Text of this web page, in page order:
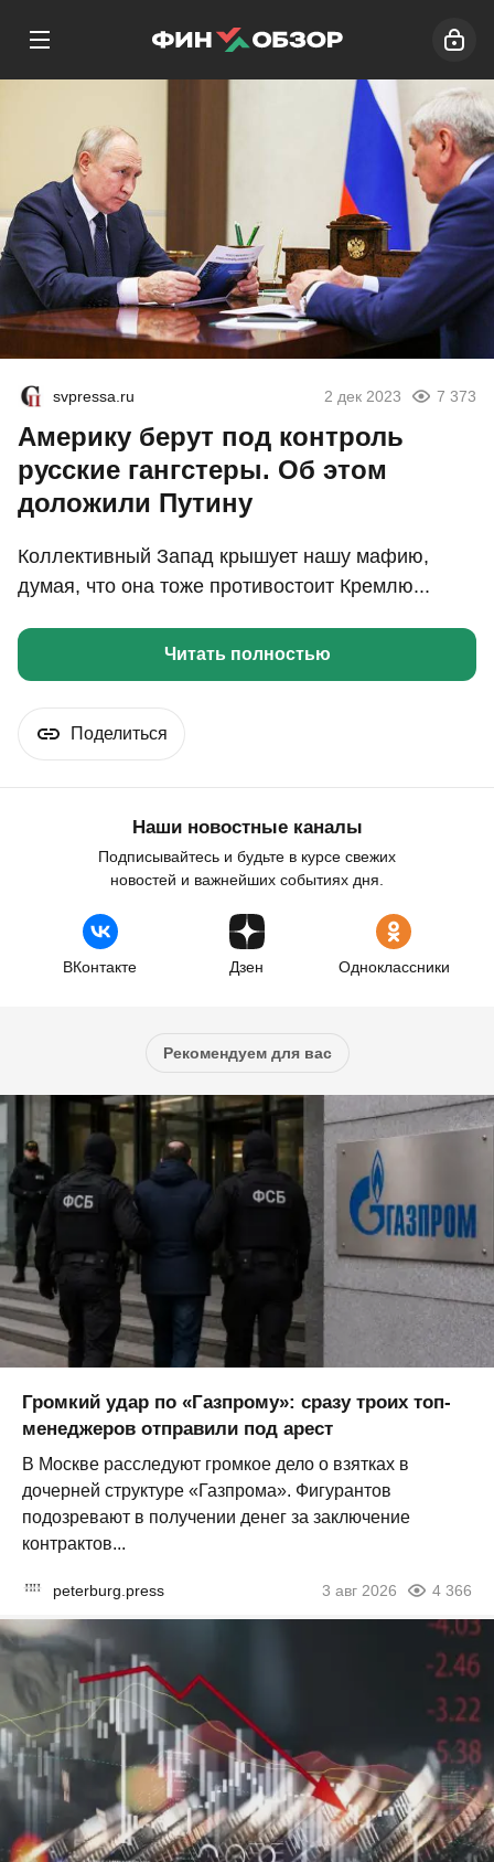
svpressa.ru 2 дек 2023 7 373
Америку берут под контроль
русские гангстеры. Об этом
доложили Путину
Коллективный Запад крышует нашу мафию,
думая, что она тоже противостоит Кремлю...
Читать полностью
Поделиться
Наши новостные каналы
Подписывайтесь и будьте в курсе свежих
новостей и важнейших событиях дня.
ВКонтакте Дзен Одноклассники
Рекомендуем для вас
Громкий удар по «Газпрому»: сразу троих топ-
менеджеров отправили под арест
В Москве расследуют громкое дело о взятках в
дочерней структуре «Газпрома». Фигурантов
подозревают в получении денег за заключение
контрактов...
peterburg.press 3 авг 2026 4 366